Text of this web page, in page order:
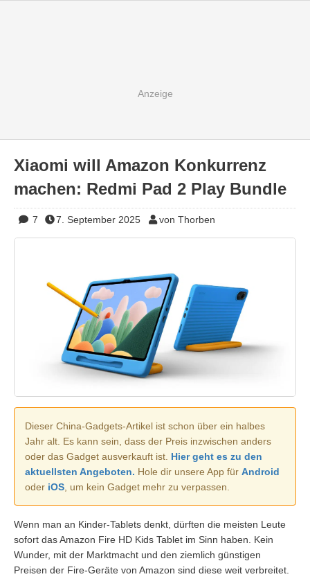
Xiaomi will Amazon Konkurrenz
machen: Redmi Pad 2 Play Bundle
7 7. September 2025 von Thorben
Dieser China-Gadgets-Artikel ist schon über ein halbes
Jahr alt. Es kann sein, dass der Preis inzwischen anders
oder das Gadget ausverkauft ist. Hier geht es zu den
aktuellsten Angeboten. Hole dir unsere App für Android
oder iOS, um kein Gadget mehr zu verpassen.
Wenn man an Kinder-Tablets denkt, dürften die meisten Leute
sofort das Amazon Fire HD Kids Tablet im Sinn haben. Kein
Wunder, mit der Marktmacht und den ziemlich günstigen
Preisen der Fire-Geräte von Amazon sind diese weit verbreitet.